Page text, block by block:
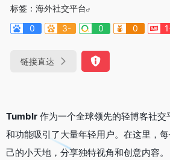
标签： 海外社交平台
0
3- 0 0
链接直达
Tumblr 作为一个全球领先的轻博客社交
和功能吸引了大量年轻用户。在这里，
己的小天地，分享独特视角和创意内容。